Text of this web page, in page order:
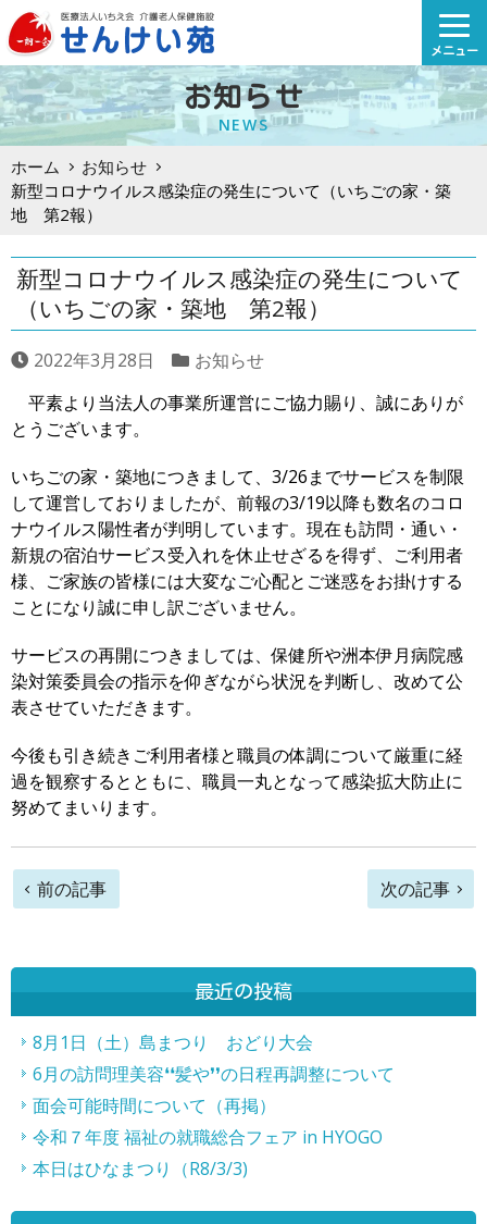
Skip
to
content
メニュー
お知らせ
NEWS
ホーム
お知らせ
新型コロナウイルス感染症の発生について（いちごの家・築
地 第2報）
新型コロナウイルス感染症の発生について
（いちごの家・築地 第2報）
2022年3月28日
お知らせ
平素より当法人の事業所運営にご協力賜り、誠にありが
とうございます。
いちごの家・築地につきまして、3/26までサービスを制限
して運営しておりましたが、前報の3/19以降も数名のコロ
ナウイルス陽性者が判明しています。現在も訪問・通い・
新規の宿泊サービス受入れを休止せざるを得ず、ご利用者
様、ご家族の皆様には大変なご心配とご迷惑をお掛けする
ことになり誠に申し訳ございません。
サービスの再開につきましては、保健所や洲本伊月病院感
染対策委員会の指示を仰ぎながら状況を判断し、改めて公
表させていただきます。
今後も引き続きご利用者様と職員の体調について厳重に経
過を観察するとともに、職員一丸となって感染拡大防止に
努めてまいります。
前
の
事
へ
の
リ
前の記事 次の記事
最近の投稿
8月1日（土）島まつり おどり大会
6月の訪問理美容❛❛髪や❜❜の日程再調整について
面会可能時間について（再掲）
令和７年度 福祉の就職総合フェア in HYOGO
本日はひなまつり（R8/3/3)